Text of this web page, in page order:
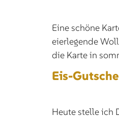
Eine schöne
eierlegende
die Karte in
Eis-
Heute stelle ich